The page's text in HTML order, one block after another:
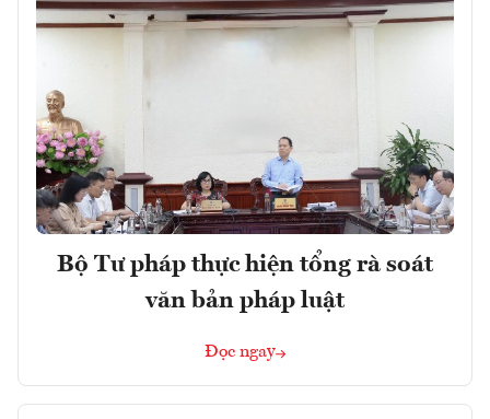
Bộ Tư pháp thực hiện tổng rà soát
văn bản pháp luật
Đọc ngay